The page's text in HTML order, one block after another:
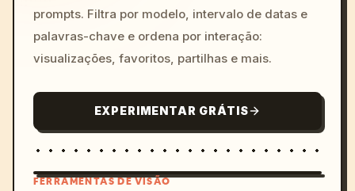
prompts. Filtra por modelo, intervalo de datas e
palavras-chave e ordena por interação:
visualizações, favoritos, partilhas e mais.
EXPERIMENTAR GRÁTIS
FERRAMENTAS DE VISÃO